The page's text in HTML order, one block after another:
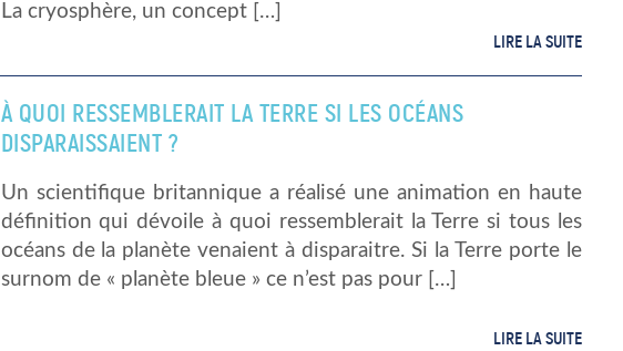
La cryosphère, un concept […]
LIRE LA SUITE
À QUOI RESSEMBLERAIT LA TERRE SI LES OCÉANS
DISPARAISSAIENT ?
Un scientifique britannique a réalisé une animation en haute
définition qui dévoile à quoi ressemblerait la Terre si tous les
océans de la planète venaient à disparaitre. Si la Terre porte le
surnom de « planète bleue » ce n’est pas pour […]
LIRE LA SUITE